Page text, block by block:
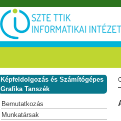
Képfeldolgozás és Számítógépes
Grafika Tanszék
Bemutatkozás
Munkatársak